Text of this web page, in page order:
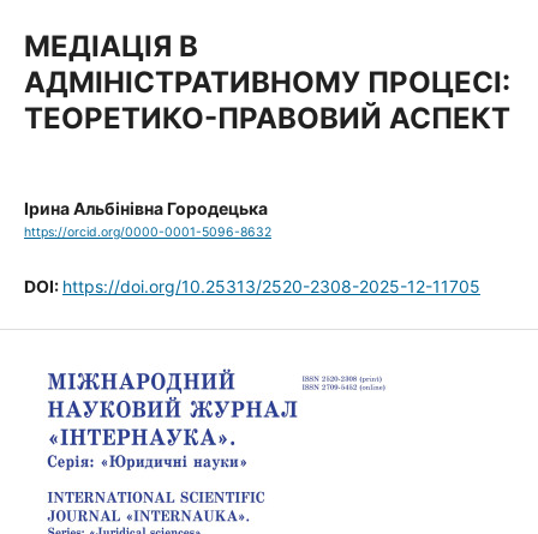
МЕДІАЦІЯ В
АДМІНІСТРАТИВНОМУ ПРОЦЕСІ:
ТЕОРЕТИКО-ПРАВОВИЙ АСПЕКТ
Ірина Альбінівна Городецька
https://orcid.org/0000-0001-5096-8632
DOI: https://doi.org/10.25313/2520-2308-2025-12-11705